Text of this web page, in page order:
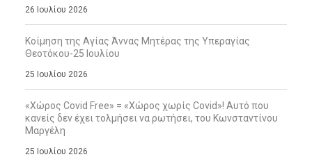
26 Ιουλίου 2026
Κοίμηση της Αγίας Άννας Μητέρας της Υπεραγίας
Θεοτόκου-25 Ιουλίου
25 Ιουλίου 2026
«Χώρος Covid Free» = «Χώρος χωρίς Covid»! Αυτό που
κανείς δεν έχει τολμήσει να ρωτήσει, του Κωνσταντίνου
Μαργέλη
25 Ιουλίου 2026